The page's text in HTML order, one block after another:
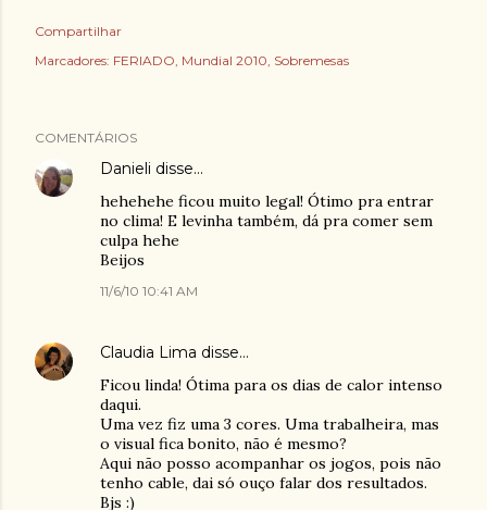
Compartilhar
Marcadores: FERIADO Mundial 2010 Sobremesas
COMENTÁRIOS
Danieli disse…
hehehehe ficou muito legal! Ótimo pra entrar
no clima! E levinha também, dá pra comer sem
culpa hehe
Beijos
11/6/10 10:41 AM
Claudia Lima disse…
Ficou linda! Ótima para os dias de calor intenso
daqui.
Uma vez fiz uma 3 cores. Uma trabalheira, mas
o visual fica bonito, não é mesmo?
Aqui não posso acompanhar os jogos, pois não
tenho cable, dai só ouço falar dos resultados.
Bjs :)